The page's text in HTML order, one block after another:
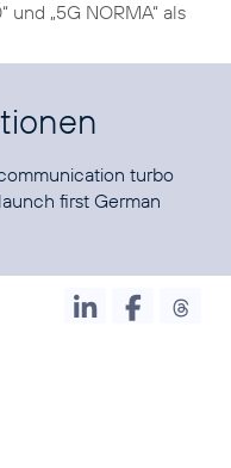
und „5G NORMA“ als
turbo
first German